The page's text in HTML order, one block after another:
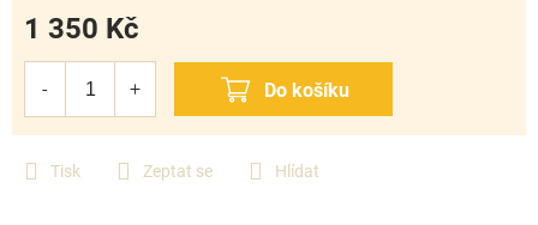
Tisk Zeptat se Hlídat
1 350 Kč